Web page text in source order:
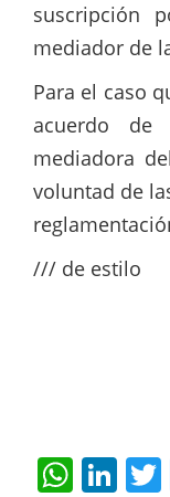
suscripción
mediador de
Para el caso
acuerdo
mediadora
voluntad de
/// de estilo
W Li